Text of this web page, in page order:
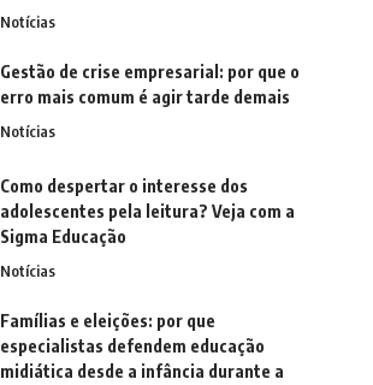
Notícias
Gestão de crise empresarial: por que o
erro mais comum é agir tarde demais
Notícias
Como despertar o interesse dos
adolescentes pela leitura? Veja com a
Sigma Educação
Notícias
Famílias e eleições: por que
especialistas defendem educação
midiática desde a infância durante a